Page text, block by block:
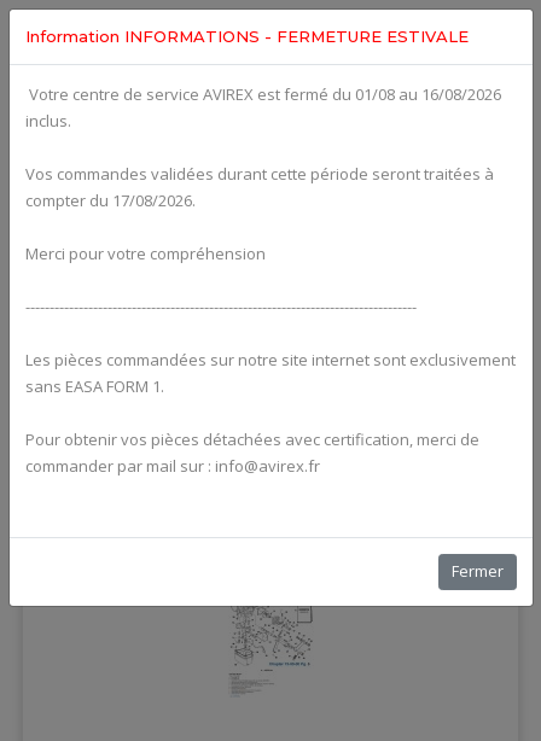
Alternators
Information INFORMATIONS - FERMETURE ESTIVALE
Votre centre de service AVIREX est fermé du 01/08 au 16/08/2026
inclus.
Vos commandes validées durant cette période seront traitées à
compter du 17/08/2026.
Merci pour votre compréhension
---------------------------------------------------------------------------------
Les pièces commandées sur notre site internet sont exclusivement
sans EASA FORM 1.
Pour obtenir vos pièces détachées avec certification, merci de
commander par mail sur : info@avirex.fr
Fermer